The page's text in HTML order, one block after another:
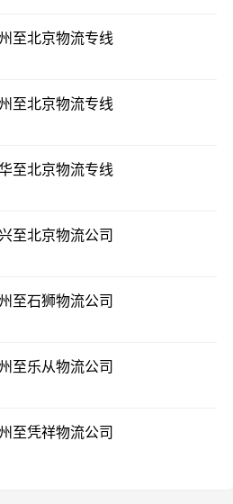
至北京物流专线
至北京物流专线
至北京物流专线
至北京物流公司
至石狮物流公司
至乐从物流公司
至凭祥物流公司